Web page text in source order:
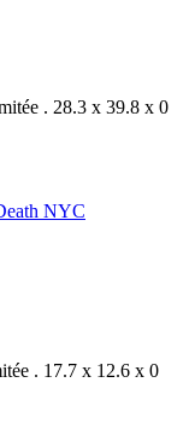
. 28.3 x 39.8 x 0
. 17.7 x 12.6 x 0